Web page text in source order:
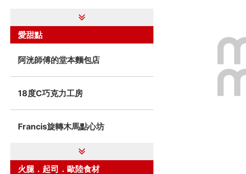
愛甜點
阿洸師傅的堂本麵包店
18度C巧克力工房
Francis旋轉木馬點心坊
火腿．起司．歐陸食材